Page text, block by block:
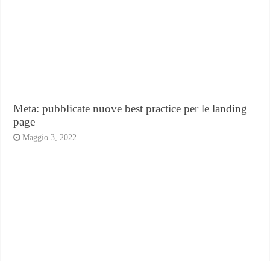
Meta: pubblicate nuove best practice per le landing
page
Maggio 3, 2022